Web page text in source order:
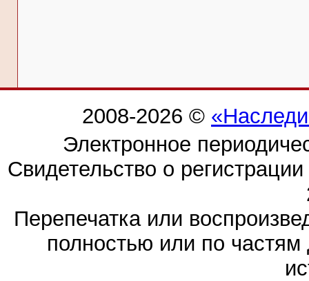
2008-2026 ©
Электронное
Свидетельство о
Перепечатка или
полностью или по частям